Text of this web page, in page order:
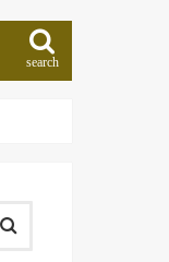
search